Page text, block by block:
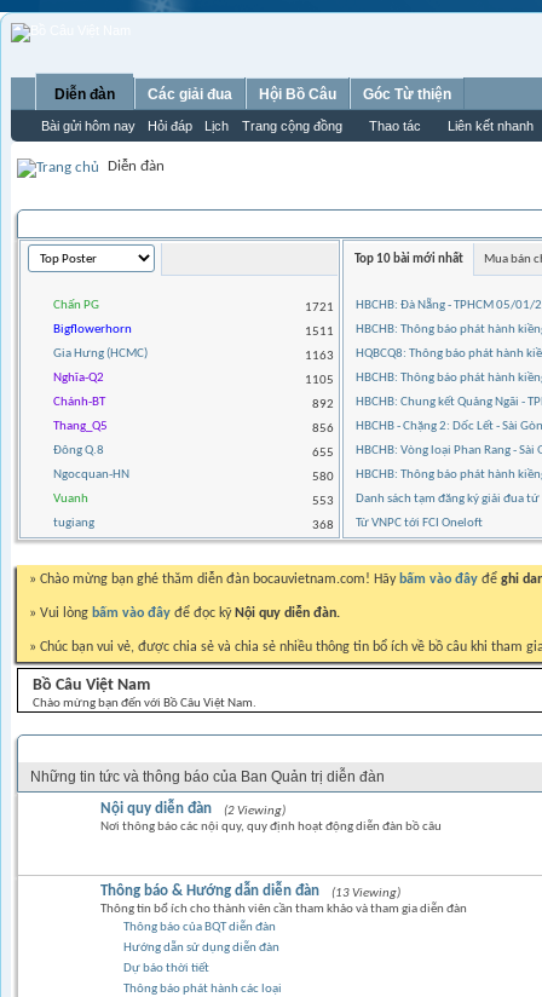
Diễn đàn
Bài gửi hôm nay Hỏi đáp Lịch Trang cộng đồng Thao tác Liên kết nhanh
Các giải đua Hội Bồ Câu Góc Từ thiện
Diễn đàn
1721
Chấn PG
1511
Bigflowerhorn
1163
Gia Hưng (HCMC)
1105
Nghĩa-Q2
892
Chánh-BT
856
Thang_Q5
655
Đông Q.8
580
Ngocquan-HN
553
Vuanh
368
tugiang
Top 10 bài mới nhất Mua bán
HBCHB: Đà Nẵng - TPHCM 05/01/
HBCHB: Thông báo phát hành
HQBCQ8: Thông báo phát hành
HBCHB: Thông báo phát hành
HBCHB: Chung kết Quảng Ngãi -
HBCHB - Chặng 2: Dốc Lết - Sài
HBCHB: Vòng loại Phan Rang -
HBCHB: Thông báo phát hành
Danh sách tạm đăng ký giải đua
Từ VNPC tới FCI Oneloft
» Chào mừng bạn ghé thăm diễn đàn bocauvietnam.com! Hãy bấm vào đây để ghi
» Vui lòng bấm vào đây để đọc kỹ Nội quy diễn đàn.
» Chúc bạn vui vẻ, được chia sẻ và chia sẻ nhiều thông tin bổ ích về bồ câu khi tham
Bồ Câu Việt Nam
Chào mừng bạn đến với Bồ Câu Việt Nam.
Những tin tức và thông báo của Ban Quản trị diễn đàn
Nội quy diễn đàn
(2 Viewing)
Nơi thông báo các nội quy, quy định hoạt động diễn đàn bồ câu
Thông báo & Hướng dẫn diễn đàn
(13 Viewing)
Thông tin bổ ích cho thành viên cần tham khảo và tham gia diễn đàn
Thông báo của BQT diễn đàn
Hướng dẫn sử dụng diễn đàn
Dự báo thời tiết
Thông báo phát hành các loại